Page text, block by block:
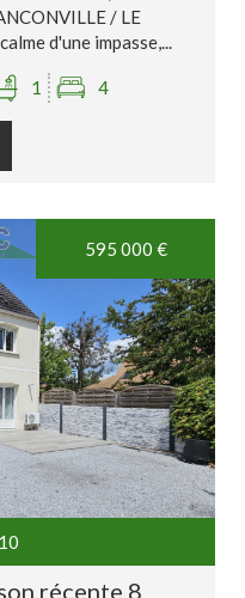
/ LE
d'une impasse,...
1 4
595 000 €